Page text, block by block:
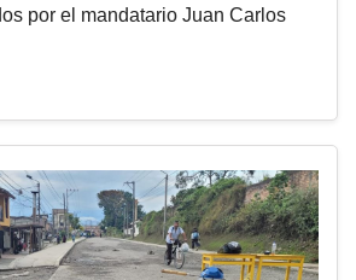
por el mandatario Juan Carlos